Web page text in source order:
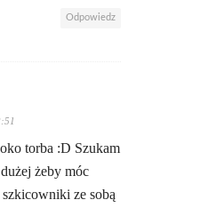
Odpowiedz
torba :D Szukam
żeby móc
ze sobą